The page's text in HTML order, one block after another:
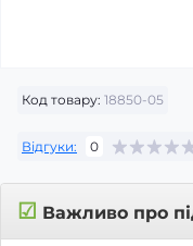
Код товару: 18850-05
Відгуки: 0
☑ Важливо про